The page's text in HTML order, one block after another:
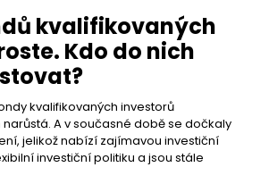
kvalifikovaných
Kdo do nich
kvalifikovaných investorů
A v současné době se dočkaly
jelikož nabízí zajímavou investiční
investiční politiku a jsou stále